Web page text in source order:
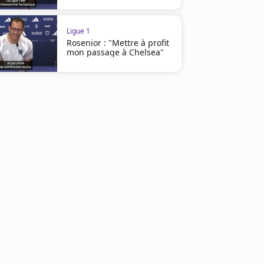
Ligue 1
Rosenior : "Mettre à profit
mon passage à Chelsea"